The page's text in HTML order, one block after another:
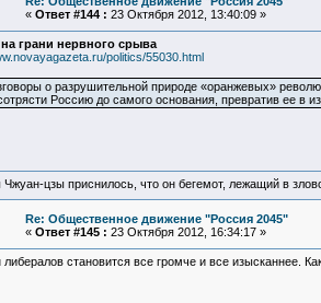
« Ответ #144 : 23 Октября 2012, 13:40:09 »
грани нервного срыва
politics/55030.html
о разрушительной природе «оранжевых»
Россию до самого основания, превратив ее в
цзы приснилось, что он бегемот, лежащий в
Re: Общественное движение "Россия 2045"
« Ответ #145 : 23 Октября 2012, 16:34:17 »
либералов становится все громче и все изысканнее.